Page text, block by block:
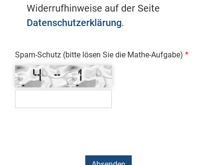
Widerrufhinweise auf der Seite
Datenschutzerklärung.
Spam-Schutz (bitte lösen Sie die Mathe-Aufgabe)